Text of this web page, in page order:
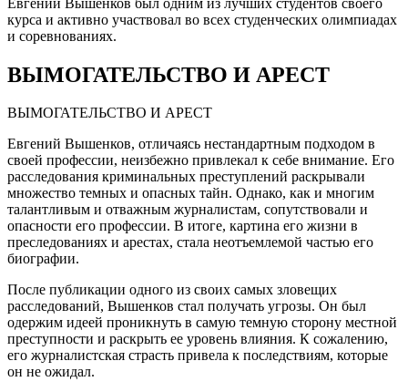
курса и активно участвовал во всех студенческих олимпиадах
и соревнованиях.
ВЫМОГАТЕЛЬСТВО И АРЕСТ
ВЫМОГАТЕЛЬСТВО И АРЕСТ
Евгений Вышенков, отличаясь нестандартным подходом в
своей профессии, неизбежно привлекал к себе внимание. Его
расследования криминальных преступлений раскрывали
множество темных и опасных тайн. Однако, как и многим
талантливым и отважным журналистам, сопутствовали и
опасности его профессии. В итоге, картина его жизни в
преследованиях и арестах, стала неотъемлемой частью его
биографии.
После публикации одного из своих самых зловещих
расследований, Вышенков стал получать угрозы. Он был
одержим идеей проникнуть в самую темную сторону местной
преступности и раскрыть ее уровень влияния. К сожалению,
его журналистская страсть привела к последствиям, которые
он не ожидал.